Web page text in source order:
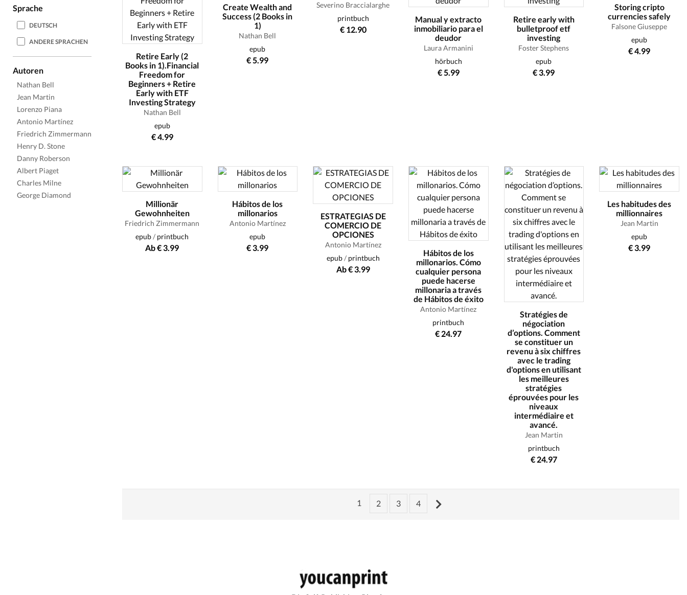
Sprache
DEUTSCH
ANDERE SPRACHEN
Autoren
Nathan Bell
Jean Martin
Lorenzo Piana
Antonio Martínez
Friedrich Zimmermann
Henry D. Stone
Danny Roberson
Albert Piaget
Charles Milne
George Diamond
Retire Early (2
Books in 1).Financial
Freedom for
Beginners + Retire
Early with ETF
Investing Strategy
Nathan Bell
epub
€ 4.99
Create Wealth and
Success (2 Books in
1)
Nathan Bell
epub
€ 5.99
Severino Braccialarghe
printbuch
€ 12.90
Manual y extracto
inmobiliario para el
deudor
Laura Armanini
hörbuch
€ 5.99
Retire early with
bulletproof etf
investing
Foster Stephens
epub
€ 3.99
Storing cripto
currencies safely
Falsone Giuseppe
epub
€ 4.99
Millionär
Gewohnheiten
Friedrich Zimmermann
epub/ printbuch
Ab € 3.99
Hábitos de los
millonarios
Antonio Martínez
epub
€ 3.99
ESTRATEGIAS DE
COMERCIO DE
OPCIONES
Antonio Martínez
epub/ printbuch
Ab € 3.99
Hábitos de los
millonarios. Cómo
cualquier persona
puede hacerse
millonaria a través
de Hábitos de éxito
Antonio Martínez
printbuch
€ 24.97
Stratégies de
négociation
d’options. Comment
se constituer un
revenu à six chiffres
avec le trading
d'options en utilisant
les meilleures
stratégies
éprouvées pour les
niveaux
intermédiaire et
avancé.
Jean Martin
printbuch
€ 24.97
Les habitudes des
millionnaires
Jean Martin
epub
€ 3.99
1 2 3 4